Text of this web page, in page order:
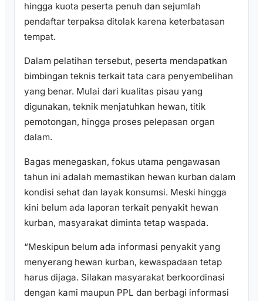
hingga kuota peserta penuh dan sejumlah
pendaftar terpaksa ditolak karena keterbatasan
tempat.
Dalam pelatihan tersebut, peserta mendapatkan
bimbingan teknis terkait tata cara penyembelihan
yang benar. Mulai dari kualitas pisau yang
digunakan, teknik menjatuhkan hewan, titik
pemotongan, hingga proses pelepasan organ
dalam.
Bagas menegaskan, fokus utama pengawasan
tahun ini adalah memastikan hewan kurban dalam
kondisi sehat dan layak konsumsi. Meski hingga
kini belum ada laporan terkait penyakit hewan
kurban, masyarakat diminta tetap waspada.
“Meskipun belum ada informasi penyakit yang
menyerang hewan kurban, kewaspadaan tetap
harus dijaga. Silakan masyarakat berkoordinasi
dengan kami maupun PPL dan berbagi informasi